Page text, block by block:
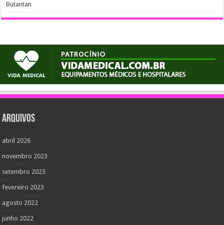
Butantan
Arquivos
abril 2026
novembro 2023
setembro 2023
fevereiro 2023
agosto 2022
junho 2022